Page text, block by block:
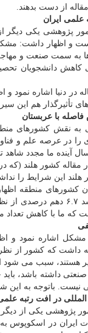
از دست بدهند.
ایران
پژوهشی یکی دیگر
و اظهار داشت:
ها به سمت صنعت و
دانشجویان
در دنیا اشاره
تأثیرگذار هم این
با عربستان
نقش کشورهای
را در عرصه علم و
آینده ما مجدد شاهد
شرایط را نداشت، رتبه
کشورهای منطقه
مشکل اشاره نمود و
داشت که کشور از
هستند، سبب می شود
باتوجه به این
در افت رتبه
پژوهشی یکی از